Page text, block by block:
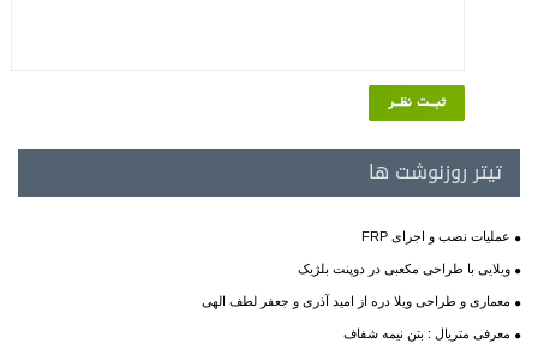
تیتر روزنوشت ها
عملیات نصب و اجرای FRP
ویلایی با طراحی مکعبی در دوپنت بلژیک
معماری و طراحی ویلا دره از امید آذری و جعفر لطف الهی
معرفی متریال : بتن نیمه شفاف